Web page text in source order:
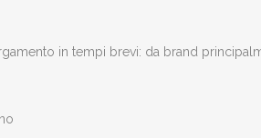
in tempi brevi: da brand